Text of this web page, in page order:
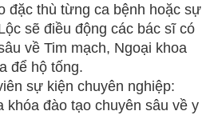
đặc thù từng ca bệnh hoặc sự
sẽ điều động các bác sĩ có
về Tim mạch, Ngoại khoa
để hộ tống.
sự kiện chuyên nghiệp:
đào tạo chuyên sâu về y